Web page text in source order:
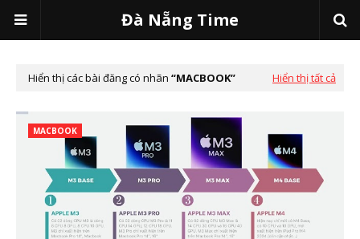
Đà Nẵng Time
Hiển thị các bài đăng có nhãn MACBOOK Hiển thị tất cả
MACBOOK